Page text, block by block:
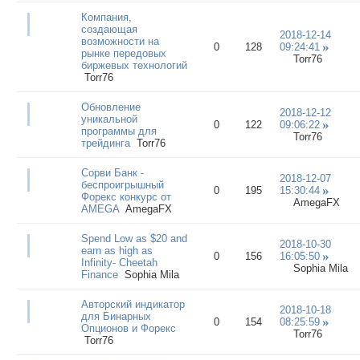
Компания,
создающая
возможности на
рынке передовых
биржевых технологий
Torr76
0 128
2018-12-14
09:24:41
Torr76
Обновление
уникальной
программы для
трейдинга Torr76
0 122
2018-12-12
09:06:22
Torr76
Сорви Банк -
беспроигрышный
Форекс конкурс от
AMEGA AmegaFX
0 195
2018-12-07
15:30:44
AmegaFX
Spend Low as $20 and
earn as high as
Infinity- Cheetah
Finance Sophia Mila
0 156
2018-10-30
16:05:50
Sophia Mila
Авторский индикатор
для Бинарных
Опционов и Форекс
Torr76
0 154
2018-10-18
08:25:59
Torr76